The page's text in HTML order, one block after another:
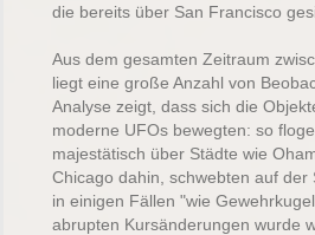
die bereits über San Francisco
Aus dem gesamten Zeitraum
liegt eine große Anzahl von
Analyse zeigt, dass sich die
moderne UFOs bewegten: so
majestätisch über Städte wie
Chicago dahin, schwebten auf der
in einigen Fällen "wie
abrupten Kursänderungen wurde